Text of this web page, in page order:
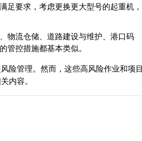
足要求，考虑更换更大型号的起重机，
物流仓储、道路建设与维护、港口码
管控措施都基本类似。
险管理。然而，这些高风险作业和项目
内容。